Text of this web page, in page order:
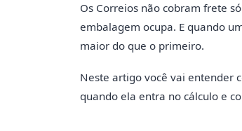
Os Correios não cobram frete
embalagem ocupa. E quando
maior do que o primeiro.
Neste artigo você vai entender
quando ela entra no cálculo e